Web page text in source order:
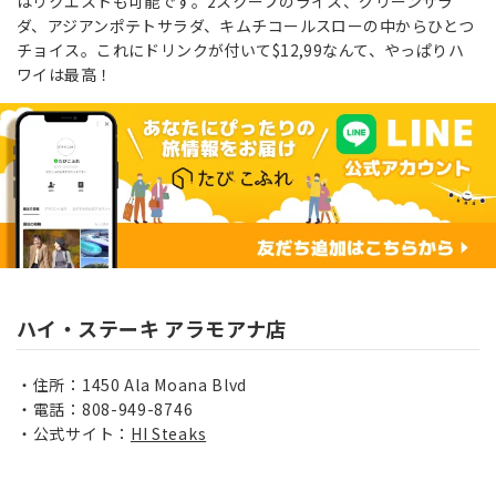
ダ、アジアンポテトサラダ、キムチコールスローの中からひとつ
チョイス。これにドリンクが付いて$12,99なんて、やっぱりハ
ワイは最高！
ハイ・ステーキ アラモアナ店
住所：1450 Ala Moana Blvd
電話：808-949-8746
公式サイト： HI Steaks